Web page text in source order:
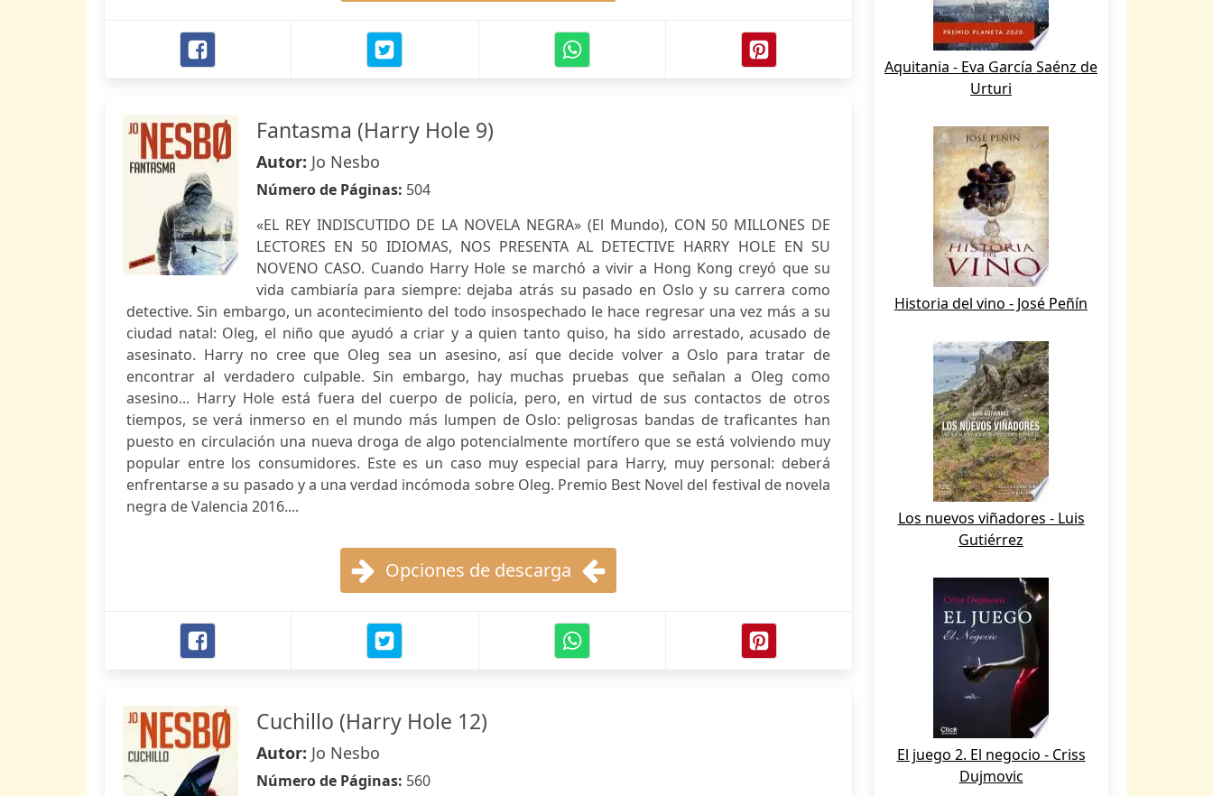
Fantasma (Harry Hole 9)
Autor: Jo Nesbo
Número de Páginas: 504
«EL REY INDISCUTIDO DE LA NOVELA NEGRA» (El Mundo), CON 50 MILLONES DE
LECTORES EN 50 IDIOMAS, NOS PRESENTA AL DETECTIVE HARRY HOLE EN SU
NOVENO CASO. Cuando Harry Hole se marchó a vivir a Hong Kong creyó que su
vida cambiaría para siempre: dejaba atrás su pasado en Oslo y su carrera como
detective. Sin embargo, un acontecimiento del todo insospechado le hace regresar una vez más a su
ciudad natal: Oleg, el niño que ayudó a criar y a quien tanto quiso, ha sido arrestado, acusado de
asesinato. Harry no cree que Oleg sea un asesino, así que decide volver a Oslo para tratar de
encontrar al verdadero culpable. Sin embargo, hay muchas pruebas que señalan a Oleg como
asesino... Harry Hole está fuera del cuerpo de policía, pero, en virtud de sus contactos de otros
tiempos, se verá inmerso en el mundo más lumpen de Oslo: peligrosas bandas de traficantes han
puesto en circulación una nueva droga de algo potencialmente mortífero que se está volviendo muy
popular entre los consumidores. Este es un caso muy especial para Harry, muy personal: deberá
enfrentarse a su pasado y a una verdad incómoda sobre Oleg. Premio Best Novel del festival de novela
negra de Valencia 2016....
Opciones de descarga
Cuchillo (Harry Hole 12)
Autor: Jo Nesbo
Número de Páginas: 560
Aquitania - Eva García Saénz de
Urturi
Historia del vino - José Peñín
Los nuevos viñadores - Luis
Gutiérrez
El juego 2. El negocio - Criss
Dujmovic